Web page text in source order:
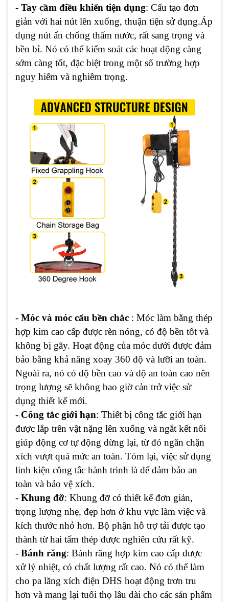
- Tay cầm điều khiển tiện dụng: Cấu tạo đơn
giản với hai nút lên xuống, thuận tiện sử dụng.Áp
dụng nút ấn chống thấm nước, rất sang trọng và
bền bỉ. Nó có thể kiểm soát các hoạt động càng
sớm càng tốt, đặc biệt trong một số trường hợp
nguy hiểm và nghiêm trọng.
- Móc và móc cẩu bền chắc : Móc làm bằng thép
hợp kim cao cấp được rèn nóng, có độ bền tốt và
không bị gãy. Hoạt động của móc dưới được đảm
bảo bằng khả năng xoay 360 độ và lưỡi an toàn.
Ngoài ra, nó có độ bền cao và độ an toàn cao nên
trọng lượng sẽ không bao giờ cản trở việc sử
dụng thiết kế mới.
- Công tắc giới hạn: Thiết bị công tắc giới hạn
được lắp trên vật nặng lên xuống và ngắt kết nối
giúp động cơ tự động dừng lại, từ đó ngăn chặn
xích vượt quá mức an toàn. Tóm lại, việc sử dụng
linh kiện công tắc hành trình là để đảm bảo an
toàn và bảo vệ xích.
- Khung đỡ: Khung đỡ có thiết kế đơn giản,
trọng lượng nhẹ, đẹp hơn ở khu vực làm việc và
kích thước nhỏ hơn. Bộ phận hỗ trợ tải được tạo
thành từ hai tấm thép được nghiên cứu rất kỹ.
- Bánh răng: Bánh răng hợp kim cao cấp được
xử lý nhiệt, có chất lượng rất cao. Nó có thể làm
cho pa lăng xích điện DHS hoạt động trơn tru
hơn và mang lại tuổi thọ lâu dài cho các sản phẩm